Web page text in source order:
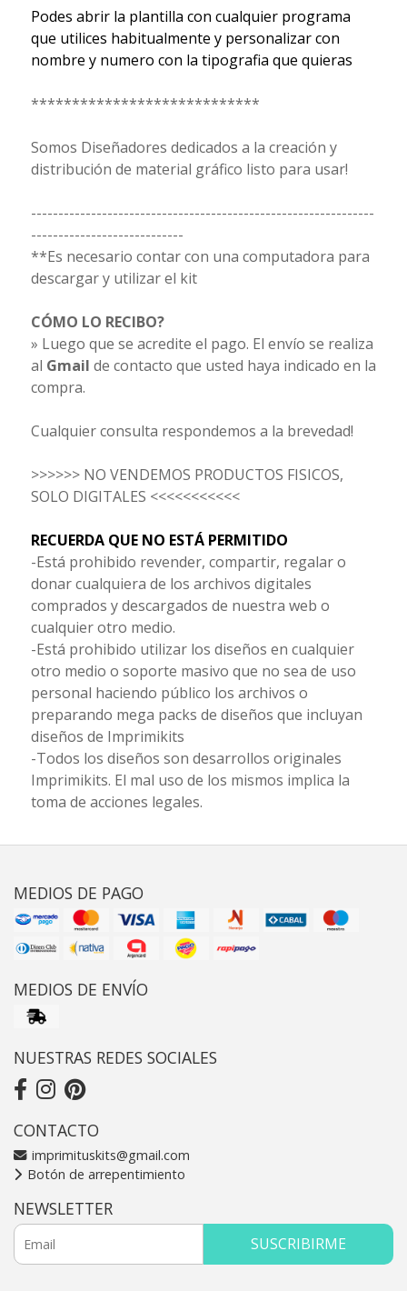
Podes abrir la plantilla con cualquier programa
que utilices habitualmente y personalizar con
nombre y numero con la tipografia que quieras
****************************
Somos Diseñadores dedicados a la creación y
distribución de material gráfico listo para usar!
---------------------------------------------------------------
----------------------------
**Es necesario contar con una computadora para
descargar y utilizar el kit
CÓMO LO RECIBO?
» Luego que se acredite el pago. El envío se realiza
al Gmail de contacto que usted haya indicado en la
compra.
Cualquier consulta respondemos a la brevedad!
>>>>>> NO VENDEMOS PRODUCTOS FISICOS,
SOLO DIGITALES <<<<<<<<<<<
RECUERDA QUE NO ESTÁ PERMITIDO
-Está prohibido revender, compartir, regalar o
donar cualquiera de los archivos digitales
comprados y descargados de nuestra web o
cualquier otro medio.
-Está prohibido utilizar los diseños en cualquier
otro medio o soporte masivo que no sea de uso
personal haciendo público los archivos o
preparando mega packs de diseños que incluyan
diseños de Imprimikits
-Todos los diseños son desarrollos originales
Imprimikits. El mal uso de los mismos implica la
toma de acciones legales.
MEDIOS DE PAGO
MEDIOS DE ENVÍO
NUESTRAS REDES SOCIALES
CONTACTO
imprimituskits@gmail.com
Botón de arrepentimiento
NEWSLETTER
SUSCRIBIRME